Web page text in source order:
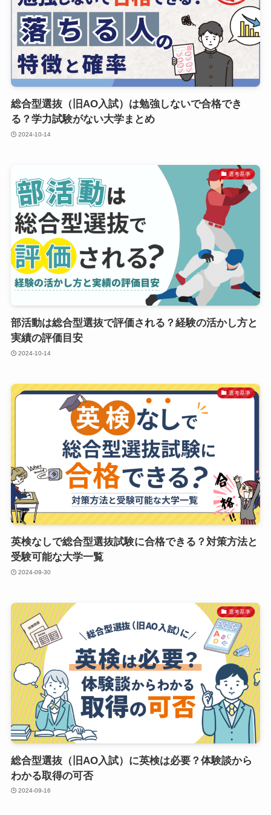
総合型選抜（旧AO入試）は勉強しないで合格でき
る？学力試験がない大学まとめ
2024-10-14
選考基準
部活動は総合型選抜で評価される？経験の活かし方と
実績の評価目安
2024-10-14
選考基準
英検なしで総合型選抜試験に合格できる？対策方法と
受験可能な大学一覧
2024-09-30
選考基準
総合型選抜（旧AO入試）に英検は必要？体験談から
わかる取得の可否
2024-09-16